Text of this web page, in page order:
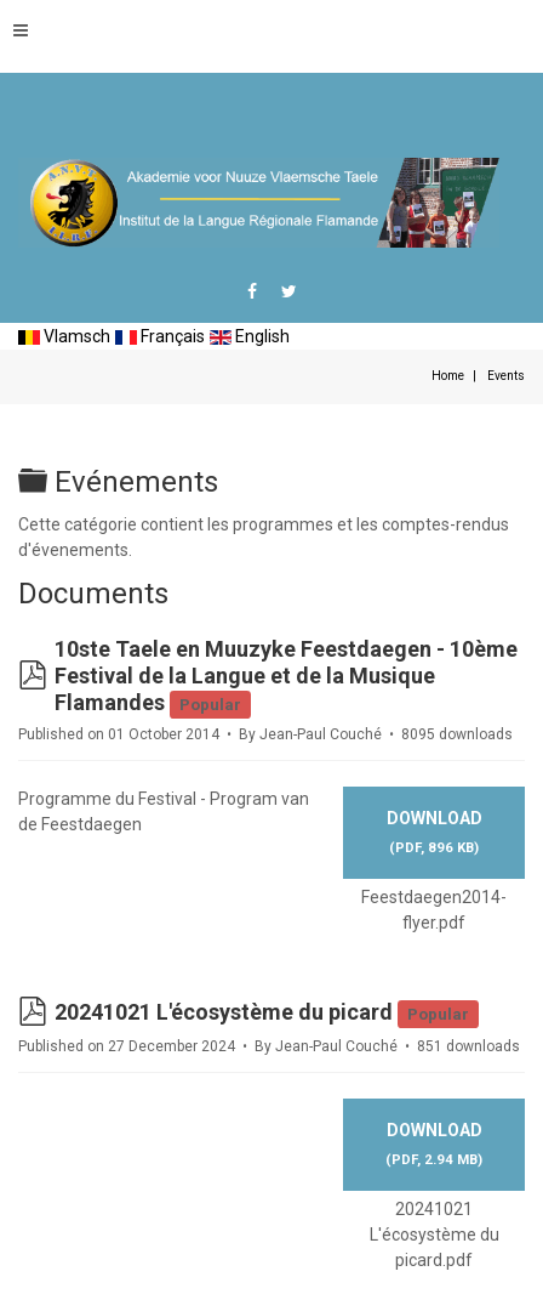
Vlamsch Français English
Home Events
Folder
Evénements
Cette catégorie contient les programmes et les comptes-rendus
d'évenements.
Documents
pdf
10ste Taele en Muuzyke Feestdaegen - 10ème
Festival de la Langue et de la Musique
Flamandes
Popular
Published on 01 October 2014 By Jean-Paul Couché 8095 downloads
DOWNLOAD
(PDF, 896 KB)
Feestdaegen2014-
flyer.pdf
Programme du Festival - Program van
de Feestdaegen
pdf
20241021 L'écosystème du picard Popular
Published on 27 December 2024 By Jean-Paul Couché 851 downloads
DOWNLOAD
(PDF, 2.94 MB)
20241021
L'écosystème du
picard.pdf